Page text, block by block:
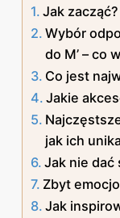
Jak
Wybór
do M’ – co
Co jest
Jakie
jak ich
Jak nie dać
Zbyt
Jak